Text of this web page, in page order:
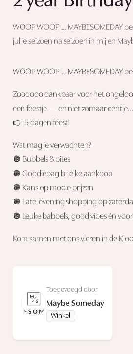
WOOP WOOP … MAYBESOMEDAY
jullie seizoen na seizoen in mij en
WOOP WOOP … MAYBESOMEDAY
Zoooooo dankbaar voor het
een feestje — en niet zomaar eentje…
👉 5 dagen feest!
Wat mag je verwachten?
🪩 Bubbels & bites
🪩 Goodiebag bij elke aankoop
🪩 Kans op mooie prijzen
🪩 Late-evening shopping op
🪩 Leuke babbels, good vibes én
Kom samen met ons vieren in de
Toegevoegd door
Maybe Someday
Winkel